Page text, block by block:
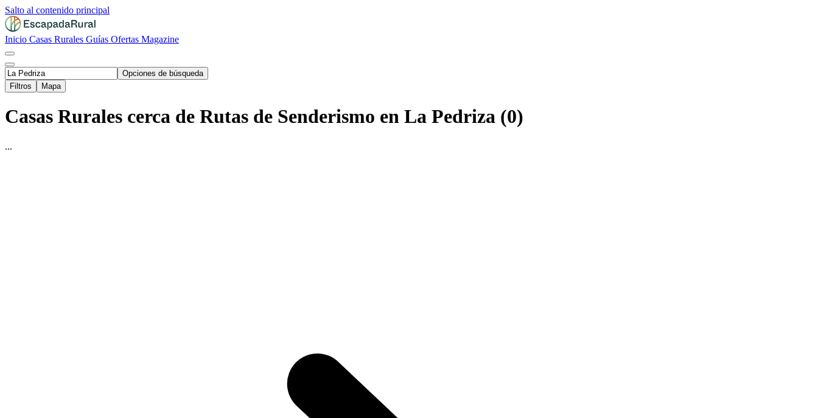
Salto al contenido principal
Inicio Casas Rurales Guías Ofertas Magazine
Opciones de búsqueda
Filtros
Mapa
Casas Rurales cerca de Rutas de Senderismo en La Pedriza (0)
...